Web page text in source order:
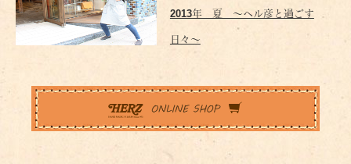
2013年 夏 ～ヘル彦と過ごす
日々～